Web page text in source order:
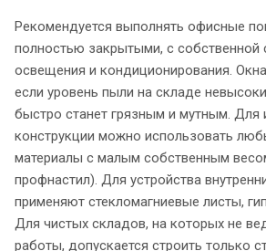
Рекомендуется выполнять офисные
полностью закрытыми, с собственной
освещения и кондиционирования.
если уровень пыли на складе
быстро станет грязным и мутным. Для
конструкции можно использовать
материалы с малым собственным
профнастил). Для устройства
применяют стекломагниевые листы,
Для чистых складов, на которых не
работы, допускается строить только